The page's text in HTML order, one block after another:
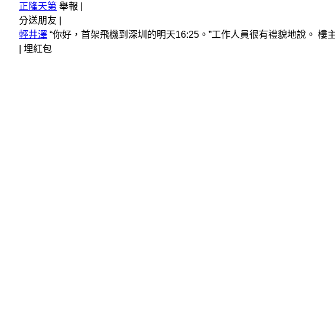
正隆天第 舉報 |
分送朋友 |
輕井澤 “你好，首架飛機到深圳的明天16:25。”工作人員很有禮貌地說。 樓
埋紅包